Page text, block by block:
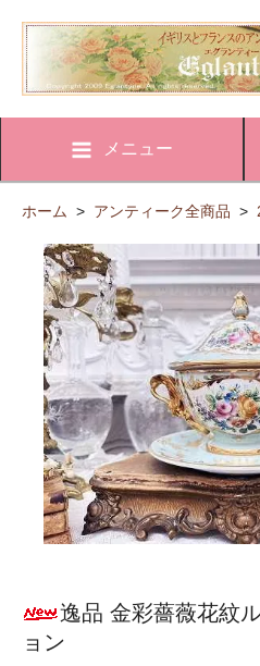
メニュー
ホーム > アンティーク全商品 >
逸品 金彩薔薇花紋
ョン